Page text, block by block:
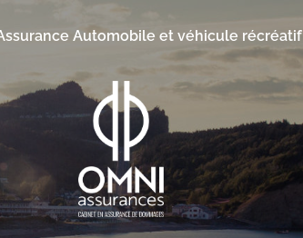
Automobile et véhicule récréatif